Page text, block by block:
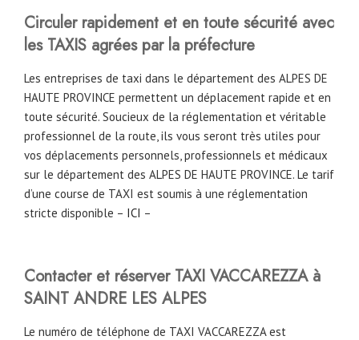
Circuler rapidement et en toute sécurité avec
les TAXIS agrées par la préfecture
Les entreprises de taxi dans le département des ALPES DE
HAUTE PROVINCE permettent un déplacement rapide et en
toute sécurité. Soucieux de la réglementation et véritable
professionnel de la route, ils vous seront très utiles pour
vos déplacements personnels, professionnels et médicaux
sur le département des ALPES DE HAUTE PROVINCE. Le tarif
d’une course de TAXI est soumis à une réglementation
stricte disponible – ICI –
Contacter et réserver TAXI VACCAREZZA à
SAINT ANDRE LES ALPES
Le numéro de téléphone de TAXI VACCAREZZA est